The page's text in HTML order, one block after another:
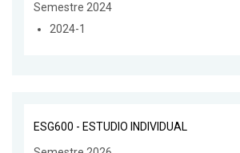
Semestre 2024
2024-1
ESG600 - ESTUDIO INDIVIDUAL